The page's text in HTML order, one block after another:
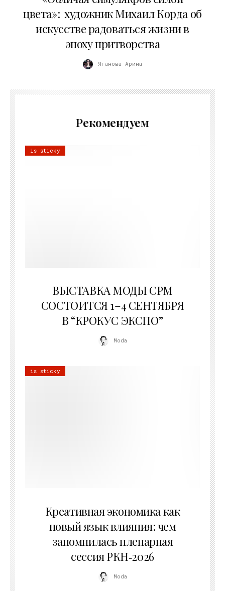
цвета»: художник Михаил Корда об
искусстве радоваться жизни в
эпоху притворства
Яганова Арина
Рекомендуем
is sticky
ВЫСТАВКА МОДЫ CPM
СОСТОИТСЯ 1–4 СЕНТЯБРЯ
В “КРОКУС ЭКСПО”
Moda
is sticky
Креативная экономика как
новый язык влияния: чем
запомнилась пленарная
сессия РКН‑2026
Moda